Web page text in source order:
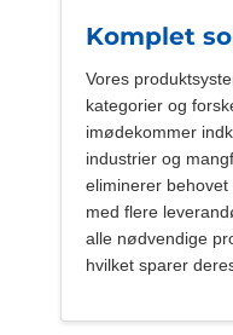
Komplet
Vores
kategorier og
imødekommer
industrier og
eliminerer
med flere
alle nødvendige
hvilket sparer